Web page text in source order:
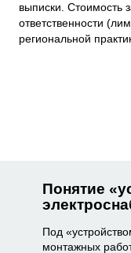
выписки. Стоимость
ответственности
региональной
Понятие
Под
монтажных